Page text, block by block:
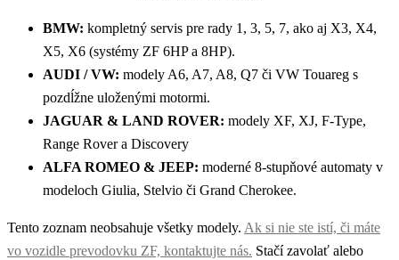
BMW: kompletný servis pre rady 1, 3, 5, 7, ako aj X3, X4,
X5, X6 (systémy ZF 6HP a 8HP).
AUDI / VW: modely A6, A7, A8, Q7 či VW Touareg s
pozdĺžne uloženými motormi.
JAGUAR & LAND ROVER: modely XF, XJ, F-Type,
Range Rover a Discovery
ALFA ROMEO & JEEP: moderné 8-stupňové automaty v
modeloch Giulia, Stelvio či Grand Cherokee.
Tento zoznam neobsahuje všetky modely. Ak si nie ste istí, či máte
vo vozidle prevodovku ZF, kontaktujte nás. Stačí zavolať alebo